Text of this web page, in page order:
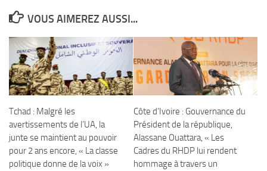
VOUS AIMEREZ AUSSI...
Tchad : Malgré les
avertissements de l’UA, la
junte se maintient au pouvoir
pour 2 ans encore, « La classe
politique donne de la voix »
Côte d’Ivoire : Gouvernance du
Président de la république,
Alassane Ouattara, « Les
Cadres du RHDP lui rendent
hommage à travers un